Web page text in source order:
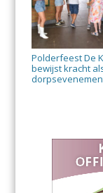
Polderfeest De
bewijst kracht